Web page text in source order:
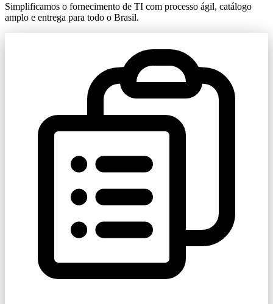
Simplificamos o fornecimento de TI com processo ágil, catálogo
amplo e entrega para todo o Brasil.